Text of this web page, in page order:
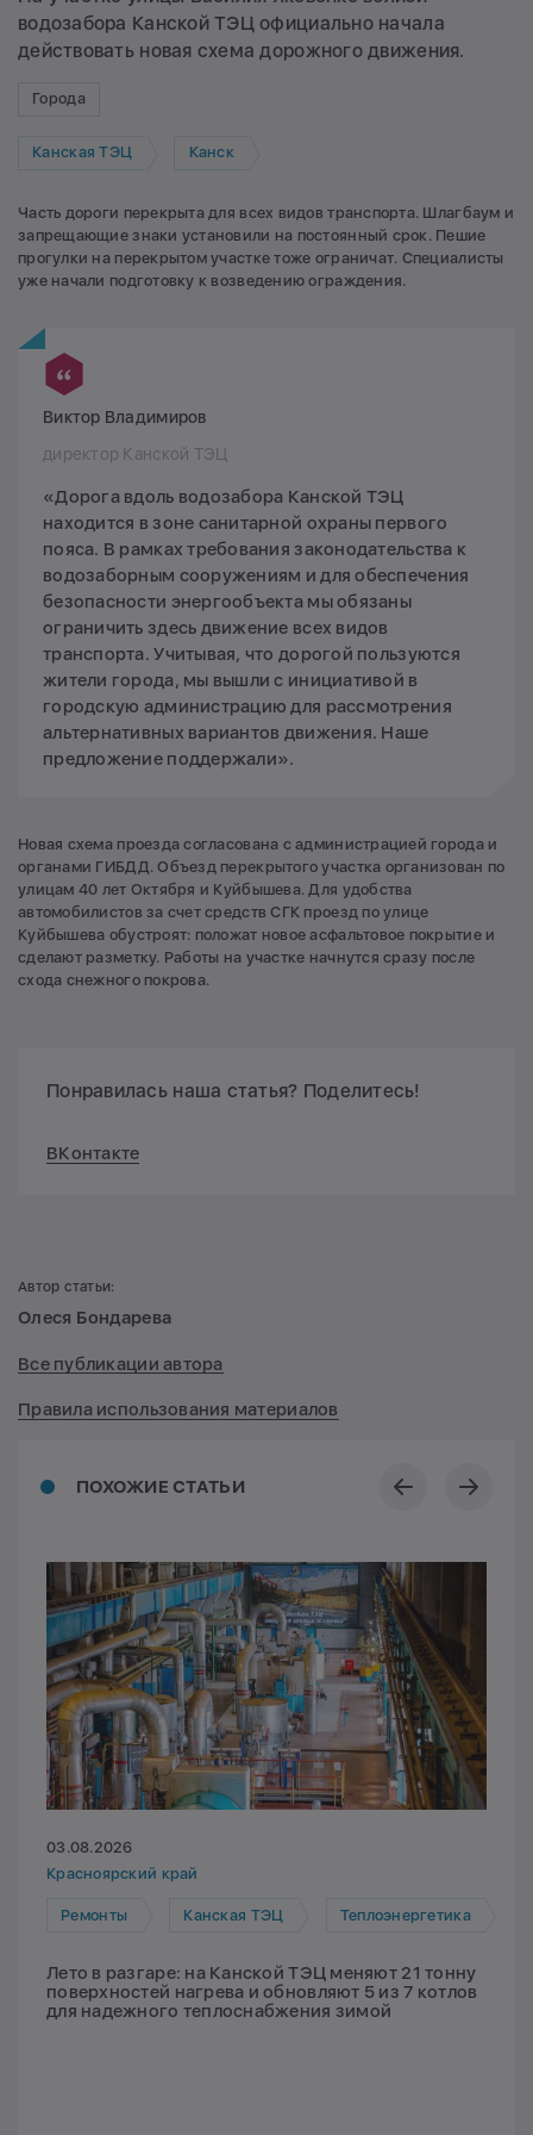
водозабора Канской ТЭЦ официально начала
действовать новая схема дорожного движения.
Города
Канская ТЭЦ Канск
Часть дороги перекрыта для всех видов транспорта. Шлагбаум и
запрещающие знаки установили на постоянный срок. Пешие
прогулки на перекрытом участке тоже ограничат. Специалисты
уже начали подготовку к возведению ограждения.
Виктор Владимиров
директор Канской ТЭЦ
«Дорога вдоль водозабора Канской ТЭЦ
находится в зоне санитарной охраны первого
пояса. В рамках требования законодательства к
водозаборным сооружениям и для обеспечения
безопасности энергообъекта мы обязаны
ограничить здесь движение всех видов
транспорта. Учитывая, что дорогой пользуются
жители города, мы вышли с инициативой в
городскую администрацию для рассмотрения
альтернативных вариантов движения. Наше
предложение поддержали».
Новая схема проезда согласована с администрацией города и
органами ГИБДД. Объезд перекрытого участка организован по
улицам 40 лет Октября и Куйбышева. Для удобства
автомобилистов за счет средств СГК проезд по улице
Куйбышева обустроят: положат новое асфальтовое покрытие и
сделают разметку. Работы на участке начнутся сразу после
схода снежного покрова.
Понравилась наша статья? Поделитесь!
ВКонтакте
ПОХОЖИЕ СТАТЬИ
03.08.2026
Красноярский край
Ремонты Канская ТЭЦ Теплоэнергетика
Лето в разгаре: на Канской ТЭЦ меняют 21 тонну
поверхностей нагрева и обновляют 5 из 7 котлов
для надежного теплоснабжения зимой
Автор статьи:
Олеся Бондарева
Все публикации автора
Правила использования материалов